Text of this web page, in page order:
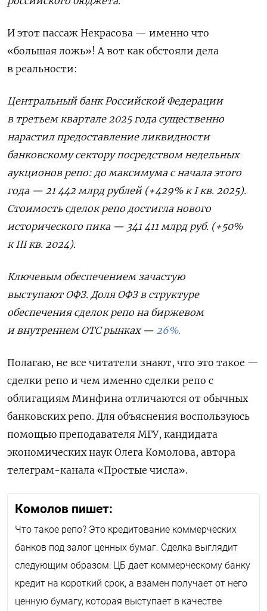
И этот пассаж Некрасова — именно что
«большая ложь»! А вот как обстояли дела
в реальности:
Центральный банк Российской Федерации
в третьем квартале 2025 года существенно
нарастил предоставление ликвидности
банковскому сектору посредством недельных
аукционов репо: до максимума с начала этого
года — 21 442 млрд рублей (+429% к I кв. 2025).
Стоимость сделок репо достигла нового
исторического пика — 341 411 млрд руб. (+50%
к III кв. 2024).
Ключевым обеспечением зачастую
выступают ОФЗ. Доля ОФЗ в структуре
обеспечения сделок репо на биржевом
и внутреннем ОТС рынках — 26%.
Полагаю, не все читатели знают, что это такое —
сделки репо и чем именно сделки репо с
облигациям Минфина отличаются от обычных
банковских репо. Для объяснения воспользуюсь
помощью преподавателя МГУ, кандидата
экономических наук Олега Комолова, автора
телеграм-канала «Простые числа».
Комолов пишет:
Что такое репо? Это кредитование коммерческих
банков под залог ценных бумаг. Сделка выглядит
следующим образом: ЦБ дает коммерческому банку
кредит на короткий срок, а взамен получает от него
ценную бумагу, которая выступает в качестве